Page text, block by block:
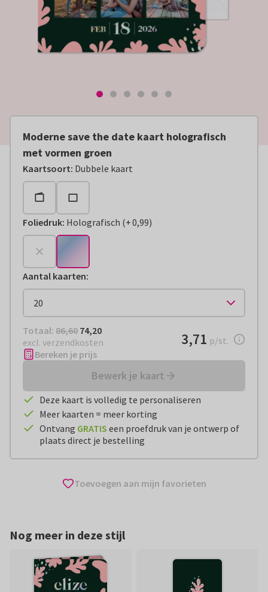
Moderne save the date kaart holografisch
met vormen groen
Kaartsoort: Dubbele kaart
Foliedruk: Holografisch (
+€ 0,99
+0,99)
Aantal kaarten:
Totaal: € 74,20
Totaal: 86,60 74,20
excl. verzendkosten
€ 3,71 per stuk
3,71 p/st.
Bereken je prijs
Bewerk je kaart
Deze kaart is volledig te personaliseren
Meer kaarten = meer korting
Ontvang GRATIS een proefdruk van je ontwerp of
plaats direct je bestelling
Toevoegen aan mijn favorieten
Nog meer in deze stijl